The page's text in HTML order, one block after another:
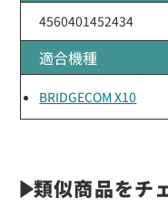
4560401452434
適合機種
BRIDGECOM X10
類似商品をチ